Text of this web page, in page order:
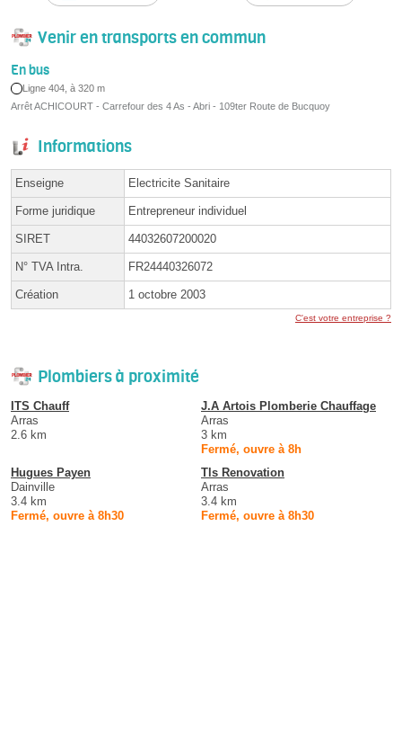
Venir en transports en commun
En bus
Ligne 404, à 320 m
Arrêt ACHICOURT - Carrefour des 4 As - Abri - 109ter Route de Bucquoy
Informations
Enseigne Electricite Sanitaire
Forme juridique Entrepreneur individuel
SIRET 44032607200020
N° TVA Intra. FR24440326072
Création 1 octobre 2003
C'est votre entreprise ?
Plombiers à proximité
ITS Chauff
Arras
2.6 km
J.A Artois Plomberie Chauffage
Arras
3 km
Fermé, ouvre à 8h
Hugues Payen
Dainville
3.4 km
Fermé, ouvre à 8h30
Tls Renovation
Arras
3.4 km
Fermé, ouvre à 8h30